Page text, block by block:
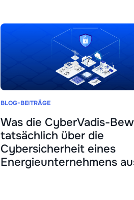
BLOG-BEITRÄGE
Was die CyberVadis-
tatsächlich über die
Cybersicherheit eines
Energieunternehmens